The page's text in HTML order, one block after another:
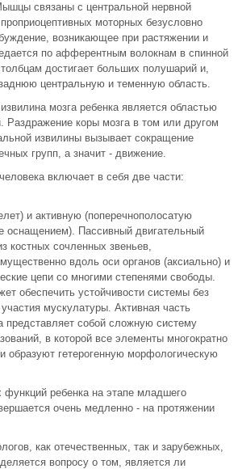
связаны с центральной нервной
моторных безусловно
возникающее при растяжении и
по афферентным волокнам в спинной
достигает больших полушарий и,
центральную и теменную область.
мозга ребенка является областью
Раздражение коры мозга в том или другом
извилины вызывает сокращение
групп, а значит - движение.
включает в себя две части:
и активную (поперечнополосатую
оснащением). Пассивный двигательный
костных сочленных звеньев,
вдоль оси органов (аксиально) и
цепи со многими степенями свободы.
обеспечить устойчивости системы без
участия мускулатуры. Активная часть
представляет собой сложную систему
в которой все элементы многократно
образуют гетерогенную морфологическую
функций ребенка на этапе младшего
очень медленно - на протяжении
как отечественных, так и зарубежных,
вопросу о том, является ли